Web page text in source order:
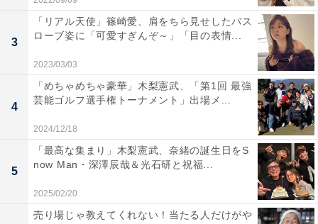
3
「リアル天使」篠崎愛、肩をちら見せしたバス
ローブ姿に「可愛すぎんぞ～」「目の表情...
2023/03/03
4
「めちゃめちゃ豪華」木梨憲武、「第1回 最強
芸能ゴルフ選手権トーナメント」出場メ...
2024/12/18
5
「最高な集まり」木梨憲武、奈緒の誕生日をS
now Man・深澤辰哉＆光石研と祝福...
2025/02/20
売り場じゃ教えてくれない！当たる人だけがや